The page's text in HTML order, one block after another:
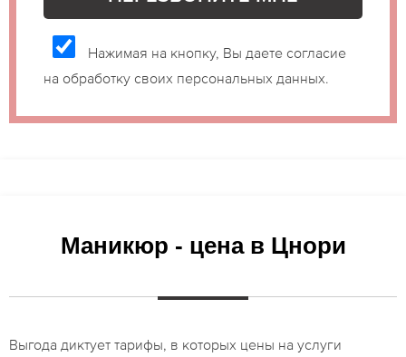
Нажимая на кнопку, Вы даете согласие
на обработку своих персональных данных.
Маникюр - цена в Цнори
Выгода диктует тарифы, в которых цены на услуги